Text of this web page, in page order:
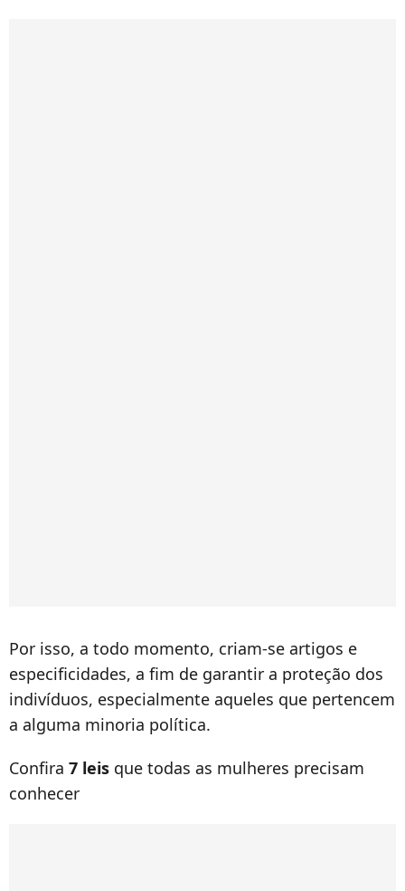
Por isso, a todo momento, criam-se artigos e
especificidades, a fim de garantir a proteção dos
indivíduos, especialmente aqueles que pertencem
a alguma minoria política.
Confira 7 leis que todas as mulheres precisam
conhecer